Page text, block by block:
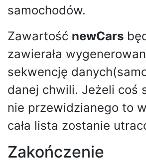
samochodów.
Zawartość newCars
zawierała
sekwencję
danej chwili. Jeżeli coś
nie przewidzianego to
cała lista zostanie
Zakończenie